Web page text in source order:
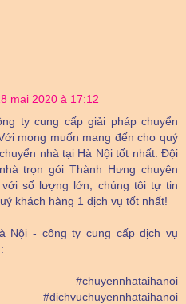
mai 2020 à 17:12
ty cung cấp giải pháp chuyển
mong muốn mang đến cho quý
nhà tại Hà Nội tốt nhất. Đội
trọn gói Thành Hưng chuyên
số lượng lớn, chúng tôi tự tin
khách hàng 1 dịch vụ tốt nhất!
Nội - công ty cung cấp dịch vụ
#chuyennhataihanoi
#dichvuchuyennhataihanoi